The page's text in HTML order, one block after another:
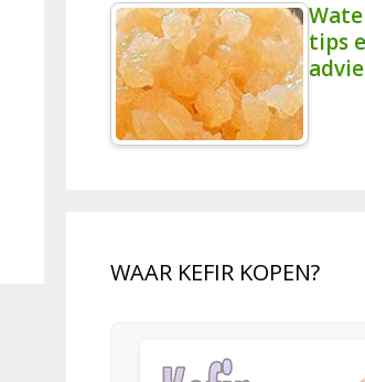
tips
WAAR KEFIR KOPEN?